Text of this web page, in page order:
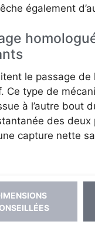
également
le passage de
Ce type de
à l’autre bout
des
capture nette